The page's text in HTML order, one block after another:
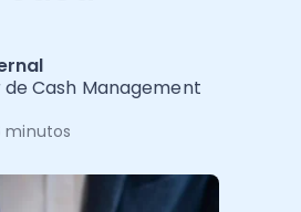
Administración
Cash Management
minutos